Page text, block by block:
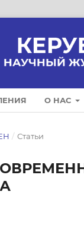
О НАС
/ Статьи